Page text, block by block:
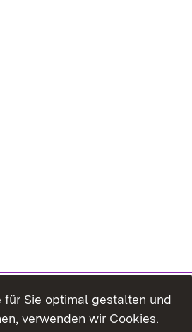
für Sie optimal gestalten und
verwenden wir Cookies.